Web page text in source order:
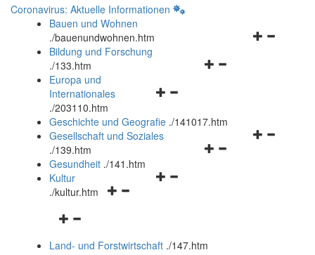
Coronavirus: Aktuelle Informationen
Bauen und Wohnen
./bauenundwohnen.htm
Navigationsmenü
Bildung und Forschung
./133.htm
Navigationsmenü
und
schließen
Europa und
Internationales
./203110.htm
Geschichte und Geografie ./141017.htm
Navigationsmenü
Gesellschaft und Soziales
./139.htm
Navigationsmenü
Gesundheit ./141.htm
Navigationsmenü
Kultur
./kultur.htm
Navigationsmenü
und
Land- und Forstwirtschaft ./147.htm